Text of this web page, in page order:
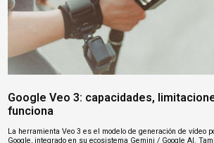
Google Veo 3: capacidades,
funciona
La herramienta Veo 3 es el modelo de generación de vídeo
Google, integrado en su ecosistema Gemini / Google AI.